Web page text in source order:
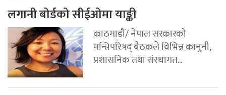
लगानी बोर्डको सीईओमा याङ्की
काठमाडौं/ नेपाल सरकारको
मन्त्रिपरिषद् बैठकले विभिन्न कानुनी,
प्रशासनिक तथा संस्थागत...